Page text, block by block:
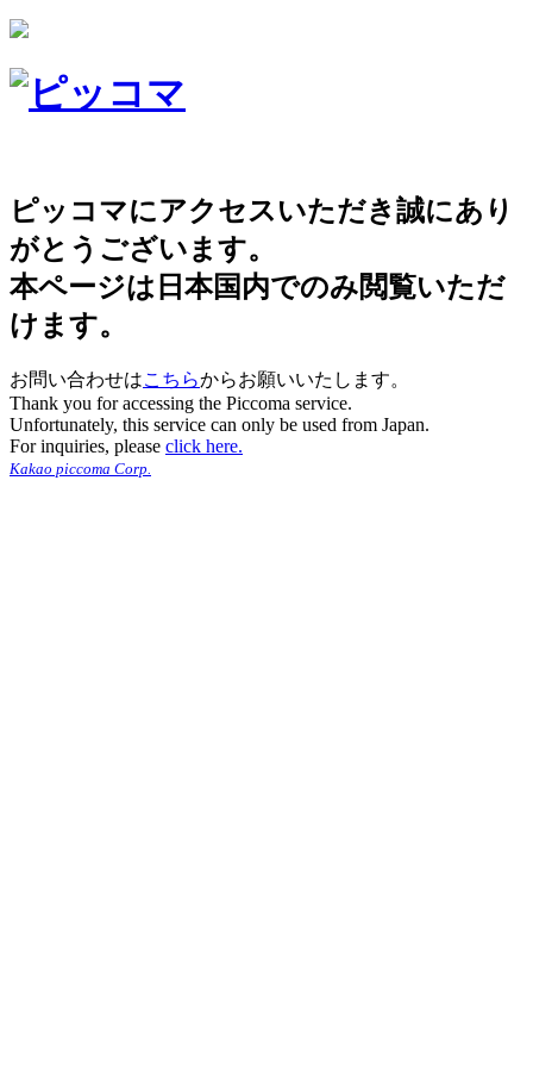
ピッコマにアクセスいただき誠にあり
がとうございます。
本ページは日本国内でのみ閲覧いただ
けます。
お問い合わせはこちらからお願いいたします。
Thank you for accessing the Piccoma service.
Unfortunately, this service can only be used from Japan.
For inquiries, please click here.
Kakao piccoma Corp.